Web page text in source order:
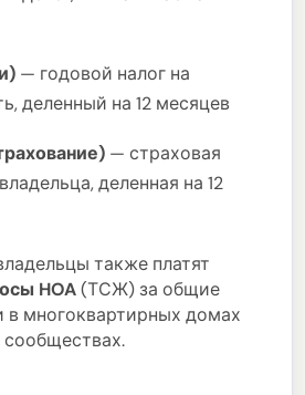
— годовой налог на
деленный на 12 месяцев
— страховая
деленная на 12
также платят
HOA(ТСЖ) за общие
в многоквартирных домах